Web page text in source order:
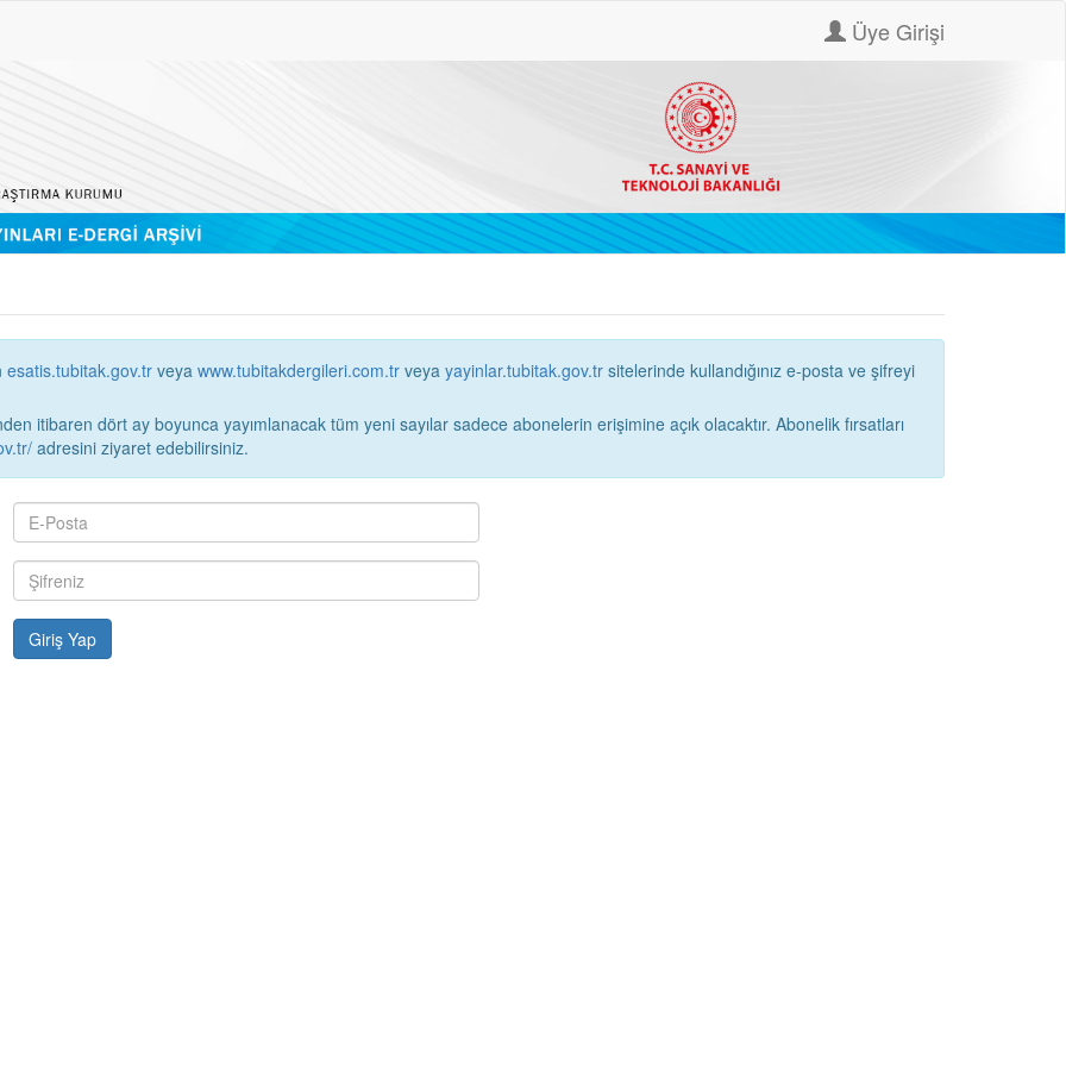
Üye Girişi
esatis.tubitak.gov.tr veya www.tubitakdergileri.com.tr veya yayinlar.tubitak.gov.tr
itibaren dört ay boyunca yayımlanacak tüm yeni sayılar sadece abonelerin erişimine açık olacaktır. Abonelik fırsatları
adresini ziyaret edebilirsiniz.